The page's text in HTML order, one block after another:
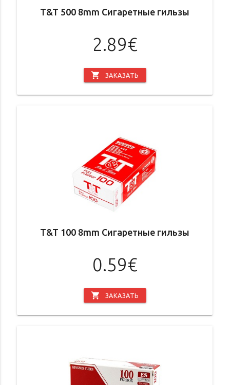
T&T 500 8mm Сигаретные гильзы
2.89€
shopping_cart ЗАКАЗАТЬ
T&T 100 8mm Сигаретные гильзы
0.59€
shopping_cart ЗАКАЗАТЬ